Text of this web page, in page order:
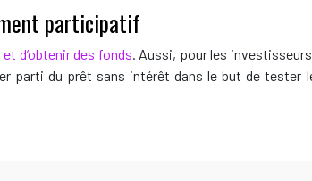
participatif
d’obtenir des fonds. Aussi, pour les
parti du prêt sans intérêt dans le but de